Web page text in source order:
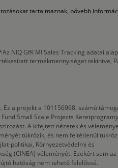
tartalmaznak, bővebb
NIQ GfK MI Sales Tracking adatai
termékmennyiséget tekintve,
a projekt a 101156968. számú
Small Scale Projects
A kifejtett nézetek és
tükrözik, és nem feltétlenül
politikai, Környezetvédelmi és
(CINEA) véleményét. Ezekért sem az
hatóság nem tehető felelőssé.